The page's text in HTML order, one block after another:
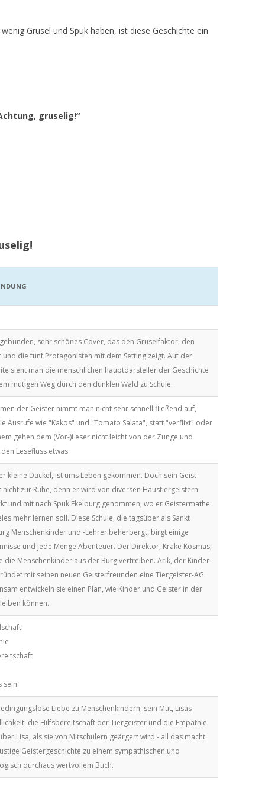
Grusel und Spuk haben, ist diese Geschichte ein
gruselig!“
sehr schönes Cover, das den Gruselfaktor, den
und die fünf Protagonisten mit dem Setting zeigt. Auf der
sieht man die menschlichen hauptdarsteller der Geschichte
mutigen Weg durch den dunklen Wald zu Schule.
der Geister nimmt man nicht sehr schnell fließend auf,
Ausrufe wie "Kakos" und "Tomato Salata", statt "verflixt" oder
gehen dem (Vor-)Leser nicht leicht von der Zunge und
Lesefluss etwas.
kleine Dackel, ist ums Leben gekommen. Doch sein Geist
nicht zur Ruhe, denn er wird von diversen Haustiergeistern
und mit nach Spuk Ekelburg genommen, wo er Geistermathe
mehr lernen soll. DIese Schule, die tagsüber als Sankt
Menschenkinder und -Lehrer beherbergt, birgt einige
und jede Menge Abenteuer. Der Direktor, Krake Kosmas,
die Menschenkinder aus der Burg vertreiben. Arik, der Kinder
mit seinen neuen Geisterfreunden eine Tiergeister-AG.
entwickeln sie einen Plan, wie Kinder und Geister in der
können.
sein
Liebe zu Menschenkindern, sein Mut, Lisas
die Hilfsbereitschaft der Tiergeister und die Empathie
Lisa, als sie von Mitschülern geärgert wird - all das macht
Geistergeschichte zu einem sympathischen und
durchaus wertvollem Buch.